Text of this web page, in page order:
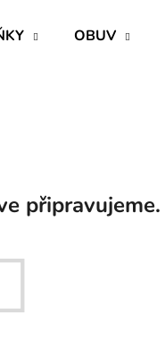
OBUV
připravujeme.